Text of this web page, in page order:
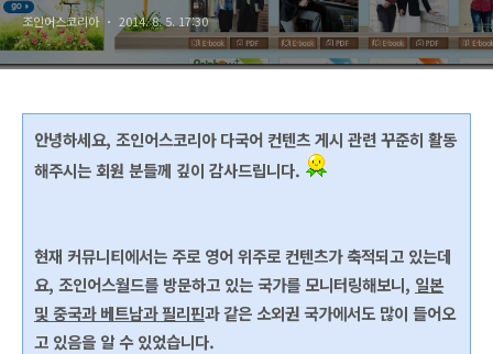
조인어스코리아 2014. 8. 5. 17:30
안녕하세요, 조인어스코리아 다국어 컨텐츠 게시 관련 꾸준히 활동
해주시는 회원 분들께 깊이 감사드립니다.
현재 커뮤니티에서는 주로 영어 위주로 컨텐츠가 축적되고 있는데
요, 조인어스월드를 방문하고 있는 국가를 모니터링해보니, 일본
및 중국과 베트남과 필리핀과 같은 소외권 국가에서도 많이 들어오
고 있음을 알 수 있었습니다.